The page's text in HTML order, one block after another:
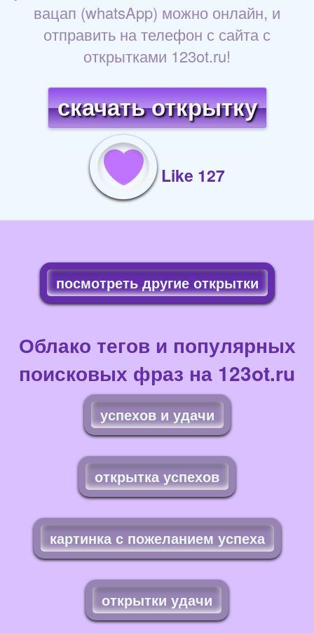
вацап (whatsApp) можно онлайн, и
отправить на телефон с сайта с
открытками 123ot.ru!
скачать открытку
Like 127
посмотреть другие открытки
Облако тегов и популярных
поисковых фраз на 123ot.ru
успехов и удачи
открытка успехов
картинка с пожеланием успеха
открытки удачи